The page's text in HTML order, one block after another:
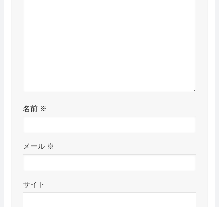
名前 ※
メール ※
サイト